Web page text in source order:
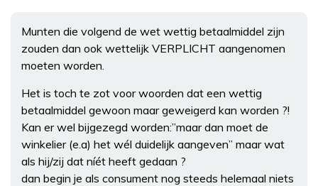
Munten die volgend de wet wettig betaalmiddel zijn
zouden dan ook wettelijk VERPLICHT aangenomen
moeten worden.
Het is toch te zot voor woorden dat een wettig
betaalmiddel gewoon maar geweigerd kan worden ?!
Kan er wel bijgezegd worden:”maar dan moet de
winkelier (e.a) het wél duidelijk aangeven” maar wat
als hij/zij dat níét heeft gedaan ?
dan begin je als consument nog steeds helemaal niets